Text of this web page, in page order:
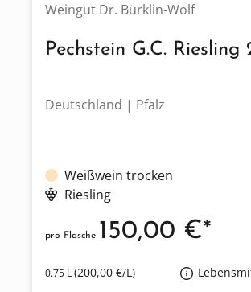
Weingut Dr. Bürklin-Wolf
Deutschland | Pfalz
Weißwein trocken
Riesling
0.75 L(200,00 €/L)
pro Flasche 150,00 €*